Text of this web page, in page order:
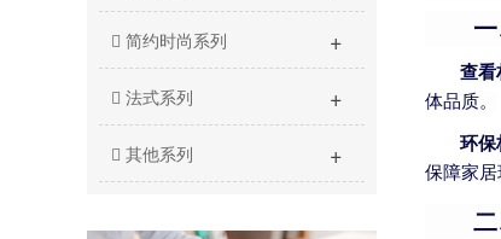
简约时尚系列 +
法式系列 +
其他系列 +
查看
体品质。
环保
保障家居